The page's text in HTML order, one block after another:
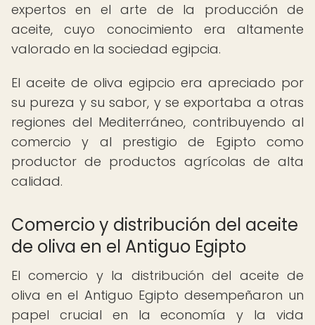
expertos en el arte de la producción de
aceite, cuyo conocimiento era altamente
valorado en la sociedad egipcia.
El aceite de oliva egipcio era apreciado por
su pureza y su sabor, y se exportaba a otras
regiones del Mediterráneo, contribuyendo al
comercio y al prestigio de Egipto como
productor de productos agrícolas de alta
calidad.
Comercio y distribución del aceite
de oliva en el Antiguo Egipto
El comercio y la distribución del aceite de
oliva en el Antiguo Egipto desempeñaron un
papel crucial en la economía y la vida